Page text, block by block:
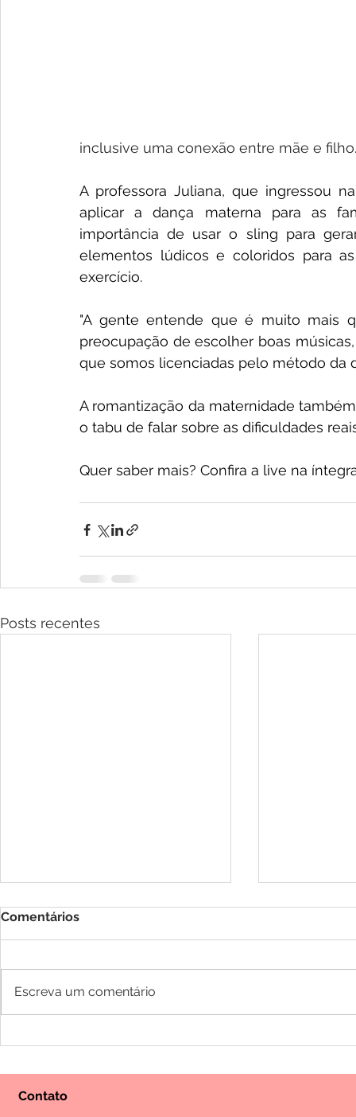
inclusive uma conexão entre mãe e filho.
A professora Juliana, que ingressou
aplicar a dança materna para as
importância de usar o sling para
elementos lúdicos e coloridos para
exercício.
"A gente entende que é muito mais
preocupação de escolher boas
que somos licenciadas pelo método da
A romantização da maternidade
o tabu de falar sobre as dificuldades
Quer saber mais? Confira a live na
Posts recentes
Comentários
Escreva um comentário
Contato